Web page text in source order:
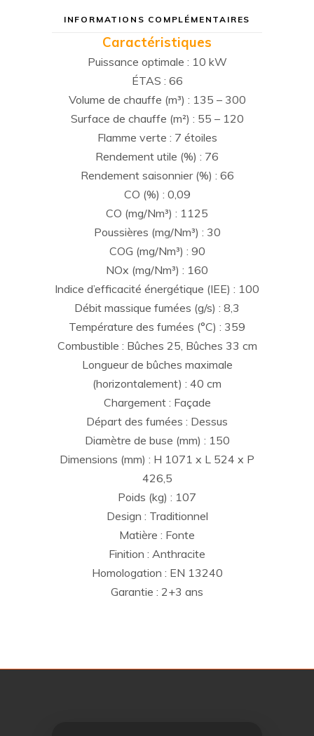
INFORMATIONS COMPLÉMENTAIRES
Caractéristiques
Puissance optimale : 10 kW
ÉTAS : 66
Volume de chauffe (m³) : 135 – 300
Surface de chauffe (m²) : 55 – 120
Flamme verte : 7 étoiles
Rendement utile (%) : 76
Rendement saisonnier (%) : 66
CO (%) : 0,09
CO (mg/Nm³) : 1125
Poussières (mg/Nm³) : 30
COG (mg/Nm³) : 90
NOx (mg/Nm³) : 160
Indice d’efficacité énergétique (IEE) : 100
Débit massique fumées (g/s) : 8,3
Température des fumées (°C) : 359
Combustible : Bûches 25, Bûches 33 cm
Longueur de bûches maximale
(horizontalement) : 40 cm
Chargement : Façade
Départ des fumées : Dessus
Diamètre de buse (mm) : 150
Dimensions (mm) : H 1071 x L 524 x P
426,5
Poids (kg) : 107
Design : Traditionnel
Matière : Fonte
Finition : Anthracite
Homologation : EN 13240
Garantie : 2+3 ans